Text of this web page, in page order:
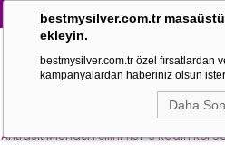
bestmysilver.com.tr
ekleyin.
bestmysilver.com.tr özel fırsatlardan
kampanyalardan haberiniz olsun
Daha
Antrasit Michael Fellini 1131-3 Kadın Kol